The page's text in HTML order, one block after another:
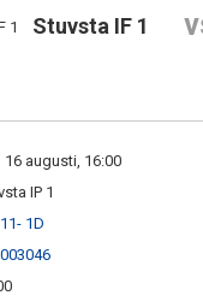
Stuvsta IF 1
16 augusti, 16:00
IP 1
1D